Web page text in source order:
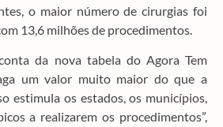
o maior número de cirurgias foi
13,6 milhões de procedimentos.
da nova tabela do Agora Tem
um valor muito maior do que a
estimula os estados, os municípios,
a realizarem os procedimentos”,